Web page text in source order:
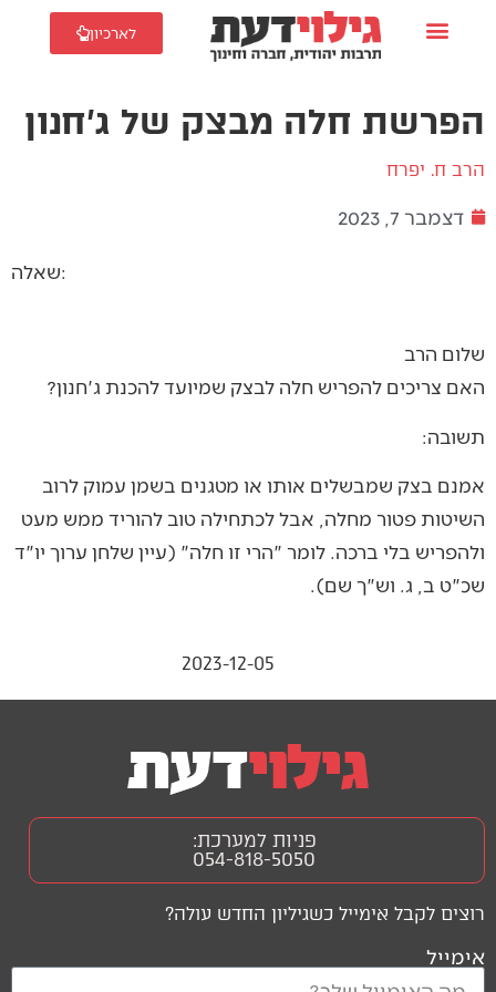
לארכיון
הפרשת חלה מבצק של ג'חנון
הרב ח. יפרח
דצמבר 7, 2023
שאלה:
שלום הרב
האם צריכים להפריש חלה לבצק שמיועד להכנת ג'חנון?
תשובה:
אמנם בצק שמבשלים אותו או מטגנים בשמן עמוק לרוב
השיטות פטור מחלה, אבל לכתחילה טוב להוריד ממש מעט
ולהפריש בלי ברכה. לומר "הרי זו חלה" (עיין שלחן ערוך יו"ד
שכ"ט ב, ג. וש"ך שם).
2023-12-05
רוצים לקבל אימייל כשגיליון החדש עולה?
אימייל
פניות למערכת:
054-818-5050